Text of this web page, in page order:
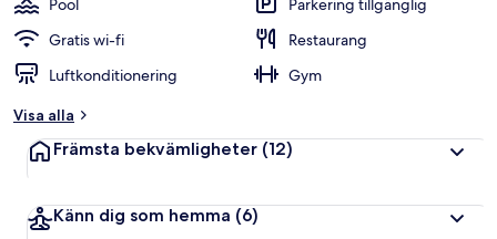
Pool
Parkering tillgänglig
Gratis wi-fi
Restaurang
Luftkonditionering
Gym
Visa alla
Främsta bekvämligheter (12)
Känn dig som hemma (6)